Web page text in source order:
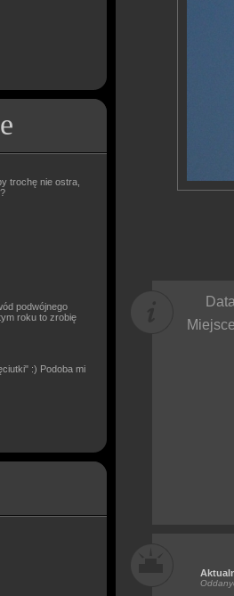
trochę nie ostra,
podwójnego
roku to zrobię
:) Podoba mi